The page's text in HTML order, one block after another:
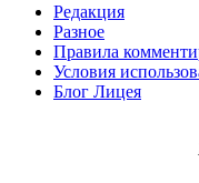
Редакция
Разное
Правила
Условия
Блог Лицея